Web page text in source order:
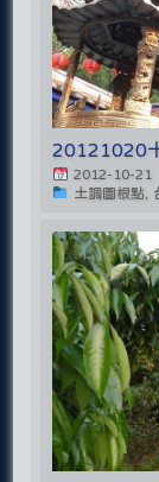
20121020
2012-10-21
土調圖根點,